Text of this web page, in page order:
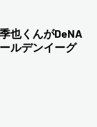
也くんがDeNA
ルデンイーグ